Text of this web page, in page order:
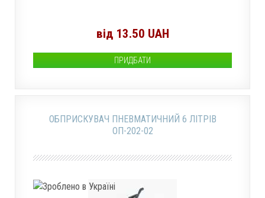
від 13.50 UAH
ПРИДБАТИ
ОБПРИСКУВАЧ ПНЕВМАТИЧНИЙ 6 ЛІТРІВ
ОП-202-02